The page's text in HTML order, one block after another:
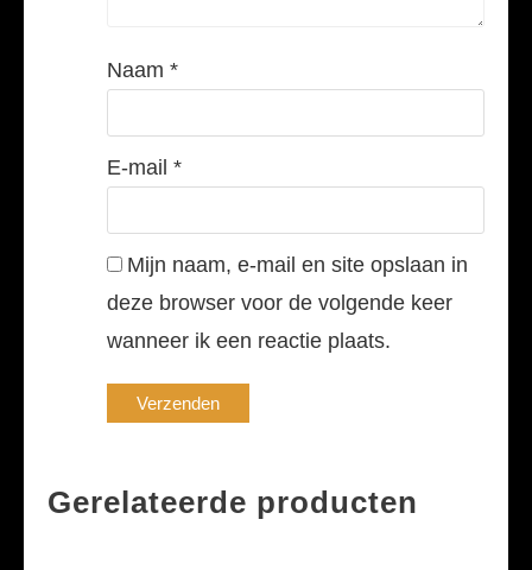
Naam *
E-mail *
Mijn naam, e-mail en site opslaan in
deze browser voor de volgende keer
wanneer ik een reactie plaats.
Gerelateerde producten